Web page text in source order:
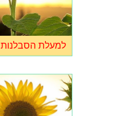
למעלת הסבלנות